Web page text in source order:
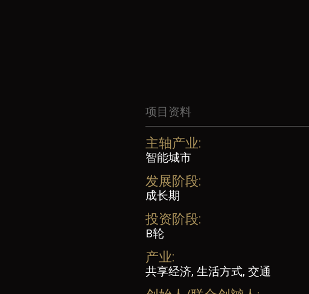
项目资料
主轴产业:
智能城市
发展阶段:
成长期
投资阶段:
B轮
产业:
共享经济, 生活方式, 交通